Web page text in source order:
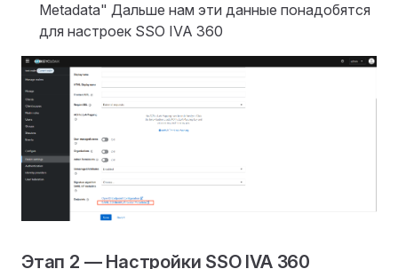
Metadata" Дальше нам эти данные понадобятся
для настроек SSO IVA 360
Этап 2 — Настройки SSO IVA 360